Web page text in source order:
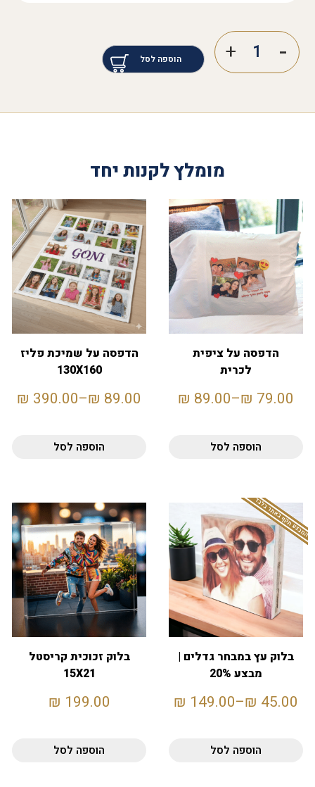
הוספה לסל
מומלץ לקנות יחד
הדפסה על ציפית
לכרית
79.00
₪
–
89.00
₪
הוספה לסל
הדפסה על שמיכת פליז
130X160
89.00
₪
–
390.00
₪
הוספה לסל
המבצע תקף באתר בלבד
בלוק עץ במבחר גדלים |
מבצע 20%
45.00
₪
–
149.00
₪
הוספה לסל
בלוק זכוכית קריסטל
15X21
199.00
₪
הוספה לסל